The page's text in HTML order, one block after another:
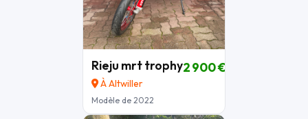
Rieju mrt trophy
À Altwiller
Modèle de 2022
2 900 €